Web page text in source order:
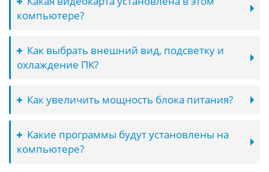
компьютере?
Как выбрать внешний вид, подсветку и
охлаждение ПК?
Как увеличить мощность блока питания?
Какие программы будут установлены на
компьютере?